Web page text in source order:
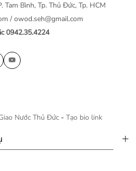
Bình, Tp. Thủ Đức, Tp. HCM
/ owod.seh@gmail.com
0942.35.4224
Nước Thủ Đức - Tạo bio link